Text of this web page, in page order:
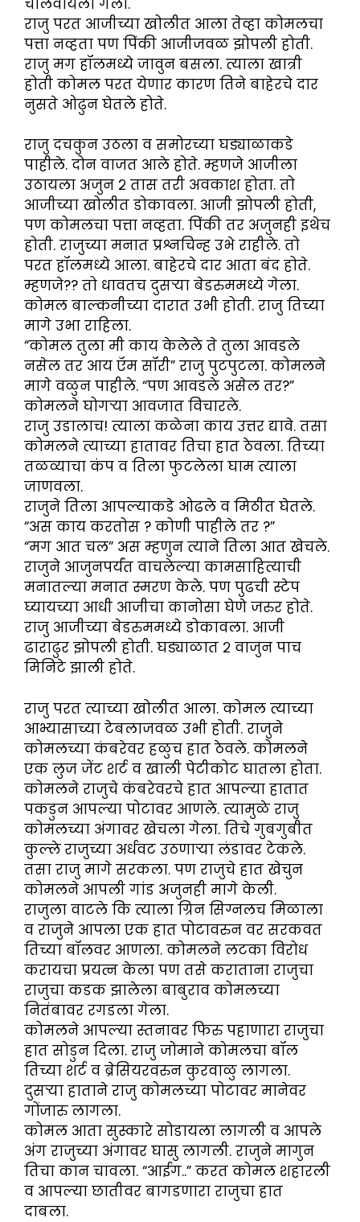
राजु परत आजीच्या खोलीत आला तेव्हा कोमलचा
पत्ता नव्हता पण पिंकी आजीजवळ झोपली होती.
राजु मग हॉलमध्ये जावुन बसला. त्याला खात्री
होती कोमल परत येणार कारण तिने बाहेरचे दार
नुसते ओढुन घेतले होते.
राजु दचकुन उठला व समोरच्या घड्याळाकडे
पाहीले. दोन वाजत आले होते. म्हणजे आजीला
उठायला अजुन २ तास तरी अवकाश होता. तो
आजीच्या खोलीत डोकावला. आजी झोपली होती,
पण कोमलचा पत्ता नव्हता. पिंकी तर अजुनही इथेच
होती. राजुच्या मनात प्रश्नचिन्ह उभे राहीले. तो
परत हॉलमध्ये आला. बाहेरचे दार आता बंद होते.
म्हणजे?? तो धावतच दुसऱ्या बेडरुममध्ये गेला.
कोमल बाल्कनीच्या दारात उभी होती. राजु तिच्या
मागे उभा राहिला.
“कोमल तुला मी काय केलेले ते तुला आवडले
नसेल तर आय ऍम सॉरी” राजु पुटपुटला. कोमलने
मागे वळुन पाहीले. “पण आवडले असेल तर?”
कोमलने घोगऱ्या आवजात विचारले.
राजु उडालाच! त्याला कळेना काय उत्तर द्यावे. तसा
कोमलने त्याच्या हातावर तिचा हात ठेवला. तिच्या
तळव्याचा कंप व तिला फुटलेला घाम त्याला
जाणवला.
राजुने तिला आपल्याकडे ओढले व मिठीत घेतले.
“अस काय करतोस ? कोणी पाहीले तर ?”
“मग आत चल” अस म्हणुन त्याने तिला आत खेचले.
राजुने आजुनपर्यंत वाचलेल्या कामसाहित्याची
मनातल्या मनात स्मरण केले. पण पुढची स्टेप
घ्यायच्या आधी आजीचा कानोसा घेणे जरुर होते.
राजु आजीच्या बेडरुममध्ये डोकावला. आजी
ढाराढुर झोपली होती. घड्याळात २ वाजुन पाच
मिनिटे झाली होते.
राजु परत त्याच्या खोलीत आला. कोमल त्याच्या
आभ्यासाच्या टेबलाजवळ उभी होती. राजुने
कोमलच्या कंबरेवर हळुच हात ठेवले. कोमलने
एक लुज जेंट शर्ट व खाली पेटीकोट घातला होता.
कोमलने राजुचे कंबरेवरचे हात आपल्या हातात
पकडुन आपल्या पोटावर आणले. त्यामुळे राजु
कोमलच्या अंगावर खेचला गेला. तिचे गुबगुबीत
कुल्ले राजुच्या अर्धवट उठणाऱ्या लंडावर टेकले.
तसा राजु मागे सरकला. पण राजुचे हात खेचुन
कोमलने आपली गांड अजुनही मागे केली.
राजुला वाटले कि त्याला ग्रिन सिग्नलच मिळाला
व राजुने आपला एक हात पोटावरुन वर सरकवत
तिच्या बॉलवर आणला. कोमलने लटका विरोध
करायचा प्रयत्न केला पण तसे कराताना राजुचा
राजुचा कडक झालेला बाबुराव कोमलच्या
नितंबावर रगडला गेला.
कोमलने आपल्या स्तनावर फिरु पहाणारा राजुचा
हात सोडुन दिला. राजु जोमाने कोमलचा बॉल
तिच्या शर्ट व ब्रेसियरवरुन कुरवाळु लागला.
दुसऱ्या हाताने राजु कोमलच्या पोटावर मानेवर
गोंजारु लागला.
कोमल आता सुस्कारे सोडायला लागली व आपले
अंग राजुच्या अंगावर घासु लागली. राजुने मागुन
तिचा कान चावला. “आईग..” करत कोमल शहारली
व आपल्या छातीवर बागडणारा राजुचा हात
दाबला.